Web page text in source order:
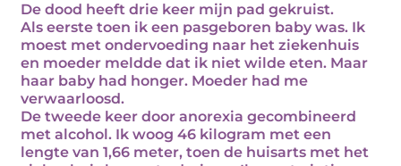
De dood heeft drie keer mijn pad gekruist.
Als eerste toen ik een pasgeboren baby was. Ik
moest met ondervoeding naar het ziekenhuis
en moeder meldde dat ik niet wilde eten. Maar
haar baby had honger. Moeder had me
verwaarloosd.
De tweede keer door anorexia gecombineerd
met alcohol. Ik woog 46 kilogram met een
lengte van 1,66 meter, toen de huisarts met het